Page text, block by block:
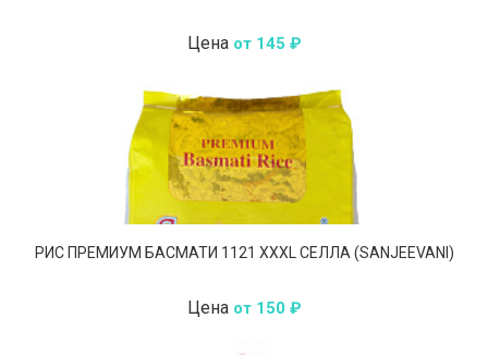
Цена от 145 ₽
РИС ПРЕМИУМ БАСМАТИ 1121 XXXL СЕЛЛА (SANJEEVANI)
Цена от 150 ₽